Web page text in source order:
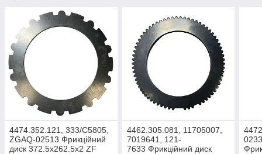
4474.352.121, 333/C5805,
ZGAQ-02513 Фрикційний
диск 372.5x262.5x2 ZF
4462.305.081, 11705007,
7019641, 121-
7633 Фрикційний диск